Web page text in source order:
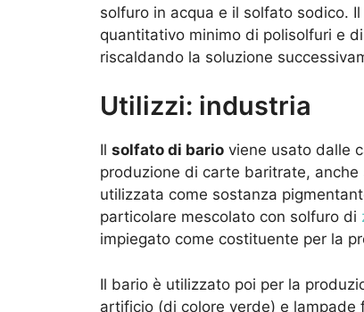
solfuro in acqua e il solfato sodico.
quantitativo minimo di polisolfuri e
riscaldando la soluzione
Utilizzi: industria
Il solfato di bario viene usato dalle
produzione di carte baritrate,
utilizzata come sostanza
particolare mescolato con solfuro di
impiegato come costituente per la
Il bario è utilizzato poi per la
artificio (di colore verde) e